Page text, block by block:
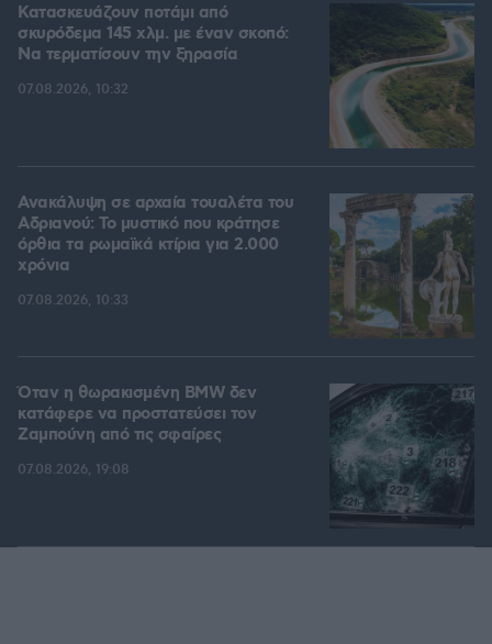
Κατασκευάζουν ποτάμι από
σκυρόδεμα 145 χλμ. με έναν σκοπό:
Να τερματίσουν την ξηρασία
07.08.2026, 10:32
Ανακάλυψη σε αρχαία τουαλέτα του
Αδριανού: Το μυστικό που κράτησε
όρθια τα ρωμαϊκά κτίρια για 2.000
χρόνια
07.08.2026, 10:33
Όταν η θωρακισμένη BMW δεν
κατάφερε να προστατεύσει τον
Ζαμπούνη από τις σφαίρες
07.08.2026, 19:08